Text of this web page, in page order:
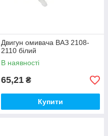
Двигун омивача ВАЗ 2108-
2110 білий
В наявності
65,21 ₴
Купити